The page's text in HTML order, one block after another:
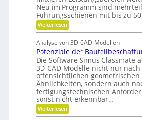
d
P
l
a
t
z
u
n
d
y
d
r
a
u
l
i
k
t
u
r
e
n
t
e
c
h
n
i
k
t
s
t
o
f
f
a
b
f
ä
l
l
e
Neu im Programm sind
Führungsschienen mit bis zu
Weiterlesen:
F
r
m
e
h
r
F
l
e
x
i
b
Analyse von 3D-CAD-Modellen
Potenziale der
Die Software Simus Classmate
3D-CAD-Modelle nicht nur nach
offensichtlichen geometrischen
Ähnlichkeiten, sondern auch
fertigungstechnischen
sonst nicht erkennbar…
Weiterlesen:
P